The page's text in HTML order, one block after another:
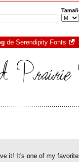
de Serendipity Fonts
it! It's one of my